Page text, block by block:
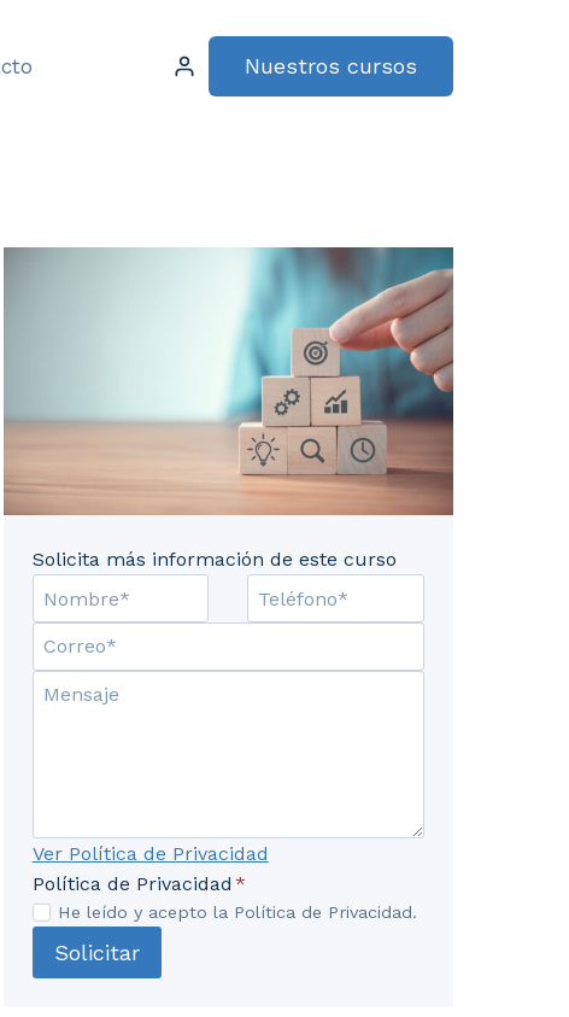
Nuestros cursos
de Contrato de Seguro. Disposiciones generales.
Solicita más información de este curso
Ver Política de Privacidad
Política de Privacidad *
He leído y acepto la Política de Privacidad.
Solicitar